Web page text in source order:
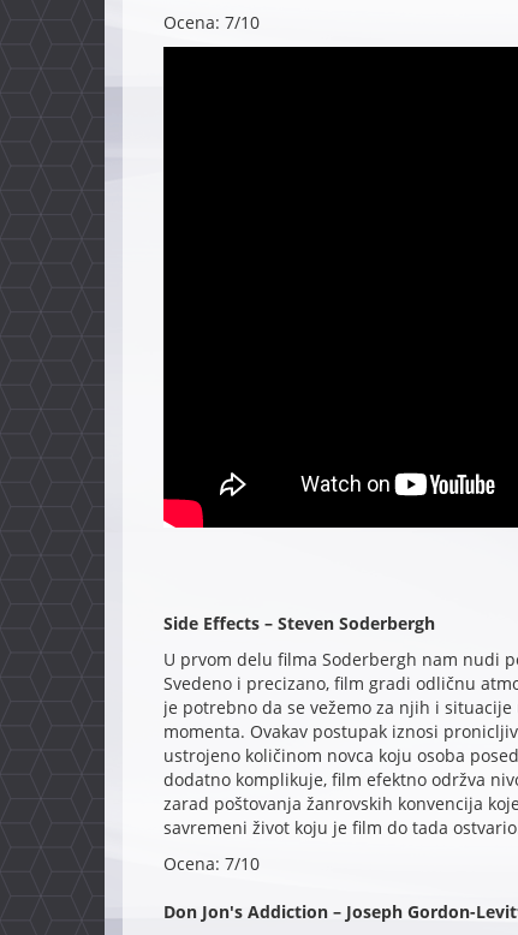
Ocena: 7/10
Side Effects – Steven Soderbergh
U prvom delu filma Soderbergh nam nudi
Svedeno i precizano, film gradi odličnu
je potrebno da se vežemo za njih i
momenta. Ovakav postupak iznosi
ustrojeno količinom novca koju osoba
dodatno komplikuje, film efektno održva
zarad poštovanja žanrovskih konvencija
savremeni život koju je film do tada
Ocena: 7/10
Don Jon's Addiction – Joseph Gordon-